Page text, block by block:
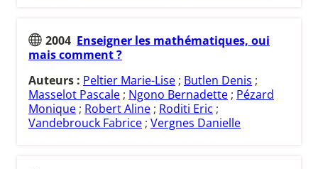
2004 Enseigner les mathématiques, oui
mais comment ?
Auteurs : Peltier Marie-Lise ; Butlen Denis ;
Masselot Pascale ; Ngono Bernadette ; Pézard
Monique ; Robert Aline ; Roditi Eric ;
Vandebrouck Fabrice ; Vergnes Danielle